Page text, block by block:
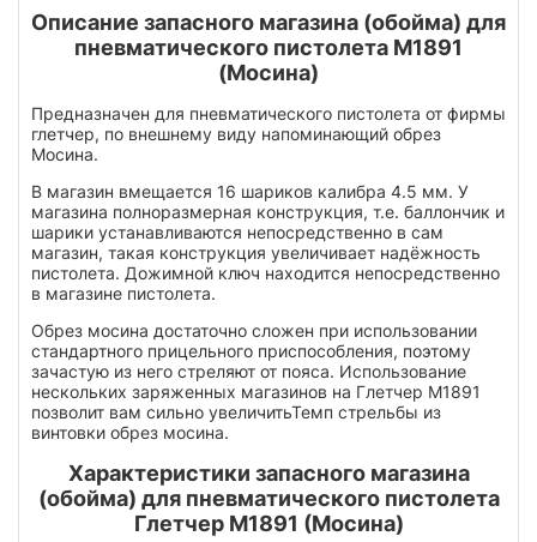
Описание запасного магазина (обойма) для
пневматического пистолета M1891
(Мосина)
Предназначен для пневматического пистолета от фирмы
глетчер, по внешнему виду напоминающий обрез
Мосина.
В магазин вмещается 16 шариков калибра 4.5 мм. У
магазина полноразмерная конструкция, т.е. баллончик и
шарики устанавливаются непосредственно в сам
магазин, такая конструкция увеличивает надёжность
пистолета. Дожимной ключ находится непосредственно
в магазине пистолета.
Обрез мосина достаточно сложен при использовании
стандартного прицельного приспособления, поэтому
зачастую из него стреляют от пояса. Использование
нескольких заряженных магазинов на Глетчер М1891
позволит вам сильно увеличитьТемп стрельбы из
винтовки обрез мосина.
Характеристики запасного магазина
(обойма) для пневматического пистолета
Глетчер М1891 (Мосина)